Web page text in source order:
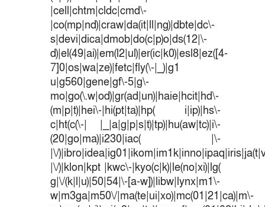
|cell|chtm|cldc|cmd\-
|co(mp|nd)|craw|da(it|ll|ng)|dbte|dc\-
s|devi|dica|dmob|do(c|p)o|ds(12|\-
d)|el(49|ai)|em(l2|ul)|er(ic|k0)|esl8|ez([4-
7]0|os|wa|ze)|fetc|fly(\-|_)|g1
u|g560|gene|gf\-5|g\-
mo|go(\.w|od)|gr(ad|un)|haie|hcit|hd\-
(m|p|t)|hei\-|hi(pt|ta)|hp( i|ip)|hs\-
c|ht(c(\-| |_|a|g|p|s|t)|tp)|hu(aw|tc)|i\-
(20|go|ma)|i230|iac( |\-
|\/
|\/)|klon|kpt |kwc\-|kyo(c|k)|le(no|xi)|lg(
g|\/(k|l|u)|50|54|\-[a-w])|libw|lynx|m1\-
w|m3ga|m50\/|ma(te|ui|xo)|mc(01|21|ca)|m\-